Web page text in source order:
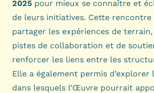
2025 pour mieux se connaître et
de leurs initiatives. Cette rencontre
partager les expériences de
pistes de collaboration et de
renforcer les liens entre les
Elle a également permis d’explorer
dans lesquels l’Œuvre pourrait